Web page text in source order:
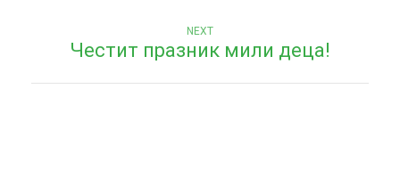
NEXTNext
post:
Честит празник мили деца!